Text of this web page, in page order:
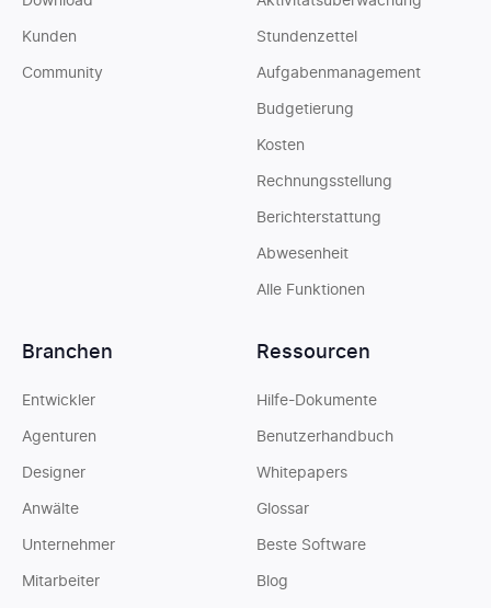
Stundenzettel
Aufgabenmanagement
Budgetierung
Kosten
Rechnungsstellung
Berichterstattung
Abwesenheit
Alle Funktionen
Branchen
Entwickler
Agenturen
Designer
Anwälte
Unternehmer
Mitarbeiter
Ressourcen
Hilfe-Dokumente
Benutzerhandbuch
Whitepapers
Glossar
Beste Software
Blog
Kunden
Community